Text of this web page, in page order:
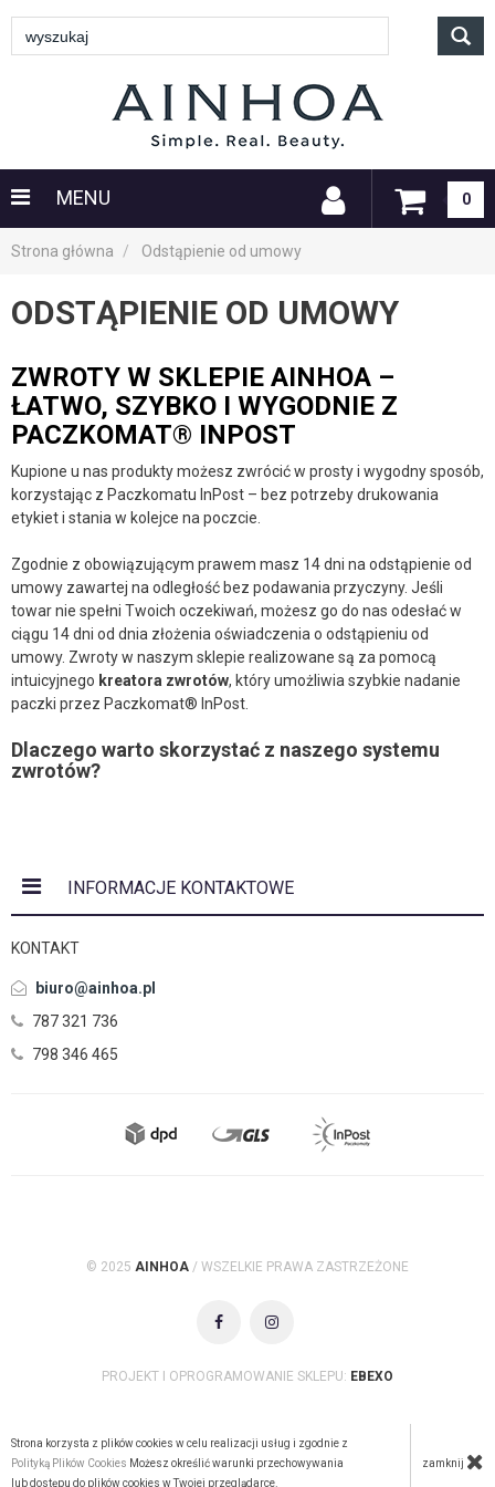
MENU 0
Strona główna Odstąpienie od umowy
ODSTĄPIENIE OD UMOWY
ZWROTY W SKLEPIE AINHOA –
ŁATWO, SZYBKO I WYGODNIE Z
PACZKOMAT® INPOST
Kupione u nas produkty możesz zwrócić w prosty i wygodny sposób,
korzystając z Paczkomatu InPost – bez potrzeby drukowania
etykiet i stania w kolejce na poczcie.
Zgodnie z obowiązującym prawem masz 14 dni na odstąpienie od
umowy zawartej na odległość bez podawania przyczyny. Jeśli
towar nie spełni Twoich oczekiwań, możesz go do nas odesłać w
ciągu 14 dni od dnia złożenia oświadczenia o odstąpieniu od
umowy. Zwroty w naszym sklepie realizowane są za pomocą
intuicyjnego kreatora zwrotów, który umożliwia szybkie nadanie
paczki przez Paczkomat® InPost.
Dlaczego warto skorzystać z naszego systemu
zwrotów?
INFORMACJE KONTAKTOWE
KONTAKT
biuro@ainhoa.pl
787 321 736
798 346 465
© 2025 AINHOA / WSZELKIE PRAWA ZASTRZEŻONE
PROJEKT I OPROGRAMOWANIE SKLEPU: EBEXO
Strona korzysta z plików cookies w celu realizacji usług i zgodnie z
Polityką Plików Cookies Możesz określić warunki przechowywania
lub dostępu do plików cookies w Twojej przeglądarce.
zamknij